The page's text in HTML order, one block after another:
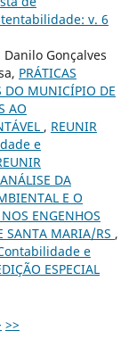
v. 6
Gonçalves
PRÁTICAS
DO MUNICÍPIO DE
AO
, REUNIR
e
ANÁLISE DA
E O
ENGENHOS
SANTA MARIA/RS ,
e
ESPECIAL
>>